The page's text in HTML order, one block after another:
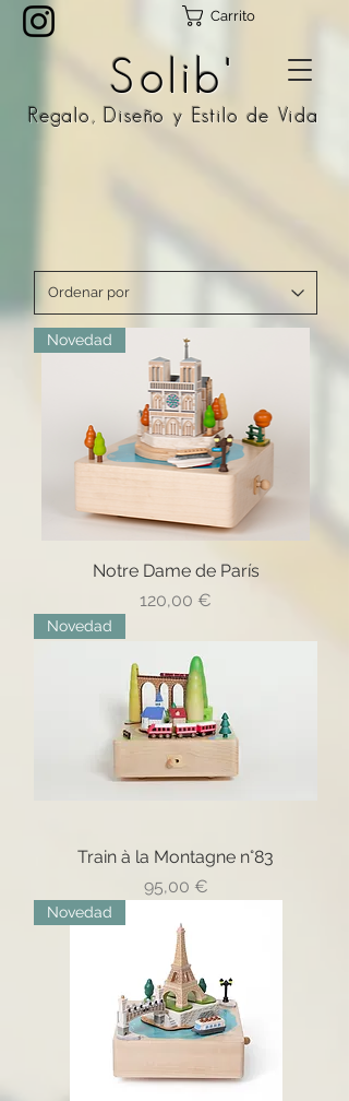
Carrito
Solib'
Regalo, Diseño y Estilo de Vida
Novedad
Notre Dame de París
Precio
120,00 €
Novedad
Train à la Montagne n°83
Precio
95,00 €
Novedad